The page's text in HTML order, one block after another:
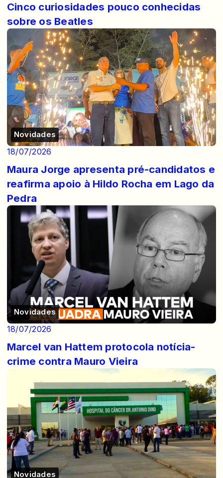
Cinco curiosidades pouco conhecidas
sobre os Beatles
Novidades
18/07/2026
Maura Jorge apresenta pré-candidatos e
reafirma apoio à Hildo Rocha em Lago da
Pedra
Novidades
18/07/2026
Marcel van Hattem protocola notícia-
crime contra Mauro Vieira
Novidades